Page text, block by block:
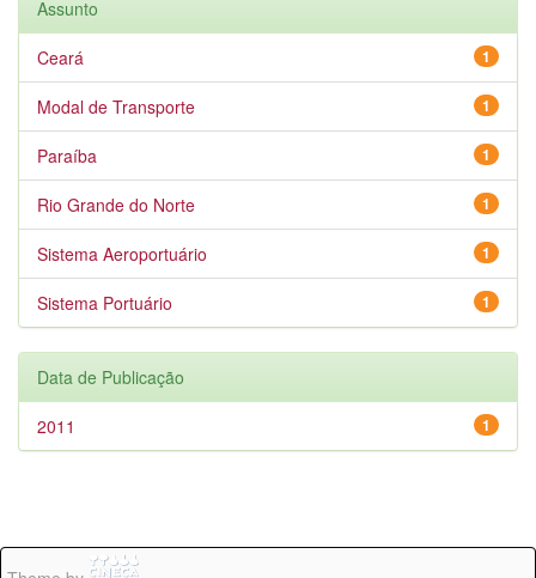
Assunto
1
Ceará
1
Modal de Transporte
1
Paraíba
1
Rio Grande do Norte
1
Sistema Aeroportuário
1
Sistema Portuário
Data de Publicação
1
2011